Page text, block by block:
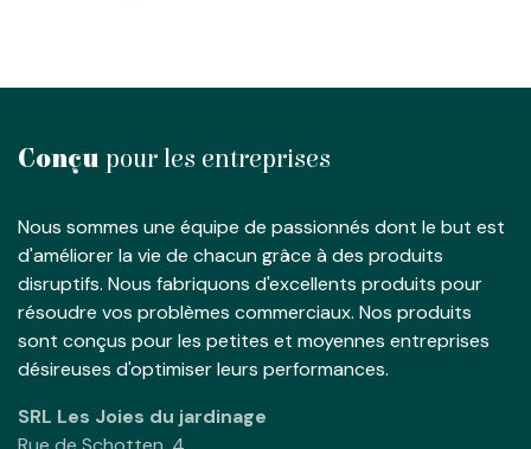
Conçu pour les entreprises
Nous sommes une équipe de passionnés dont le but est
d'améliorer la vie de chacun grâce à des produits
disruptifs. Nous fabriquons d'excellents produits pour
résoudre vos problèmes commerciaux. Nos produits
sont conçus pour les petites et moyennes entreprises
désireuses d'optimiser leurs performances.
SRL Les Joies du jardinage